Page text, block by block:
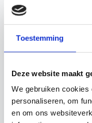
Toestemming
Deze website maakt
We gebruiken
personaliseren, om
en om ons
Evolon is van
opleidingen. Ze
en de gangbare
ons mee over